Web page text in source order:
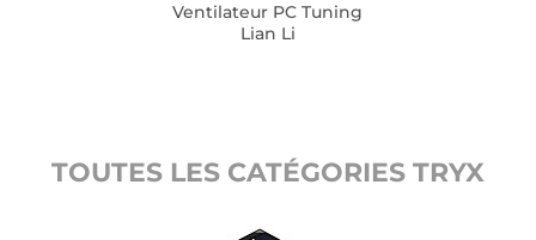
Ventilateur PC Tuning
Lian Li
TOUTES LES CATÉGORIES TRYX